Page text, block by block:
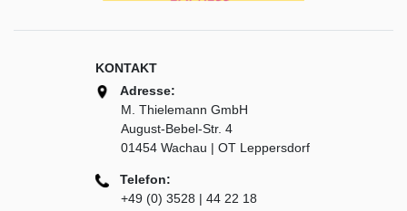
KONTAKT
Adresse:
M. Thielemann GmbH
August-Bebel-Str. 4
01454 Wachau | OT Leppersdorf
Telefon:
+49 (0) 3528 | 44 22 18